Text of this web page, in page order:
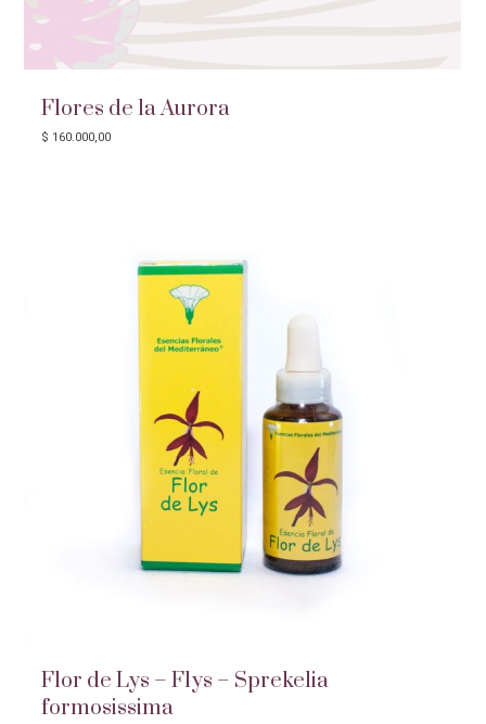
Flores de la Aurora
$ 160.000,00
Flor de Lys – Flys – Sprekelia
formosissima